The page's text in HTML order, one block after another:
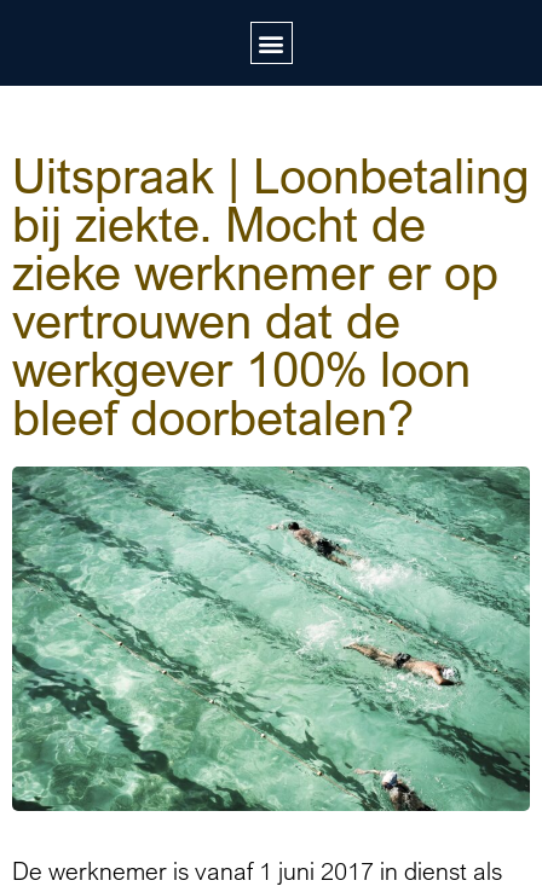
Uitspraak | Loonbetaling
bij ziekte. Mocht de
zieke werknemer er op
vertrouwen dat de
werkgever 100% loon
bleef doorbetalen?
De werknemer is vanaf 1 juni 2017 in dienst als